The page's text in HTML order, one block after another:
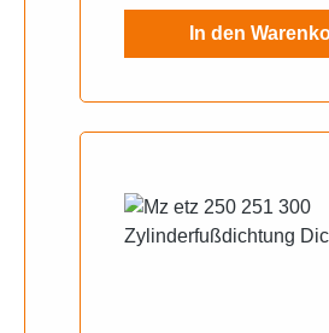
In den